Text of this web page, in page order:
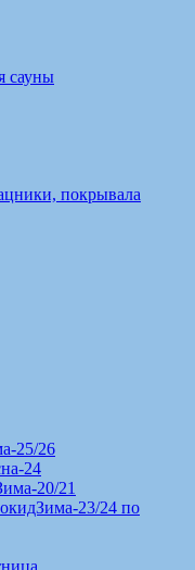
сауны
покрывала
25/26
24
20/21
23/24 по